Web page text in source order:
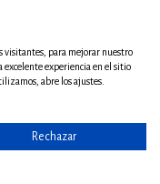
visitantes, para mejorar nuestro
experiencia en el sitio
abre los ajustes.
Rechazar